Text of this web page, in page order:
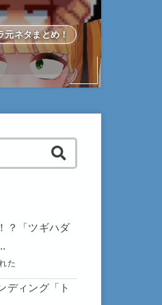
元ネタまとめ！
use up and down
？「ツギハダ
た
ディング「ト